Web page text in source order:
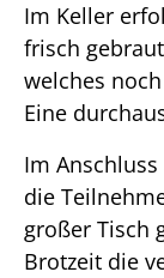
Im Keller
frisch
welches
Eine
Im
die
großer Tisch
Brotzeit die